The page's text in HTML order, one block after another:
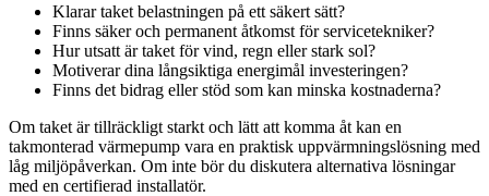
Klarar taket belastningen på ett säkert sätt?
Finns säker och permanent åtkomst för servicetekniker?
Hur utsatt är taket för vind, regn eller stark sol?
Motiverar dina långsiktiga energimål investeringen?
Finns det bidrag eller stöd som kan minska kostnaderna?
Om taket är tillräckligt starkt och lätt att komma åt kan en
takmonterad värmepump vara en praktisk uppvärmningslösning med
låg miljöpåverkan. Om inte bör du diskutera alternativa lösningar
med en certifierad installatör.